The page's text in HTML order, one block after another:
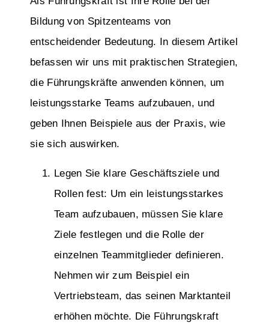
Bildung von Spitzenteams von
entscheidender Bedeutung. In diesem Artikel
befassen wir uns mit praktischen Strategien,
die Führungskräfte anwenden können, um
leistungsstarke Teams aufzubauen, und
geben Ihnen Beispiele aus der Praxis, wie
sie sich auswirken.
Legen Sie klare Geschäftsziele und
Rollen fest: Um ein leistungsstarkes
Team aufzubauen, müssen Sie klare
Ziele festlegen und die Rolle der
einzelnen Teammitglieder definieren.
Nehmen wir zum Beispiel ein
Vertriebsteam, das seinen Marktanteil
erhöhen möchte. Die Führungskraft